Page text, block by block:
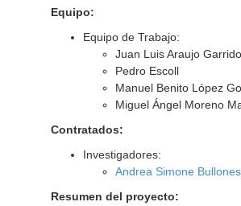
Equipo:
Equipo de Trabajo:
Juan Luis Araujo Garrido
Pedro Escoll
Manuel Benito López
Miguel Ángel Moreno
Contratados:
Investigadores:
Andrea Simone
Resumen del proyecto: